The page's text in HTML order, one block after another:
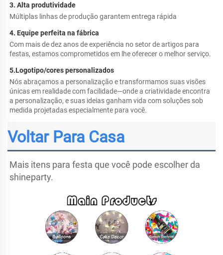
3. Alta produtividade
Múltiplas linhas de produção garantem entrega rápida
4. Equipe perfeita na fábrica
Com mais de dez anos de experiência no setor de artigos para
festas, estamos comprometidos em lhe oferecer o melhor serviço.
5.Logotipo/cores personalizados
Nós abraçamos a personalização e transformamos suas visões
únicas em realidade com facilidade—onde a criatividade encontra
a personalização, e suas ideias ganham vida com soluções sob
medida projetadas especialmente para você.
Voltar Para Casa
Mais itens para festa que você pode escolher da
shineparty.